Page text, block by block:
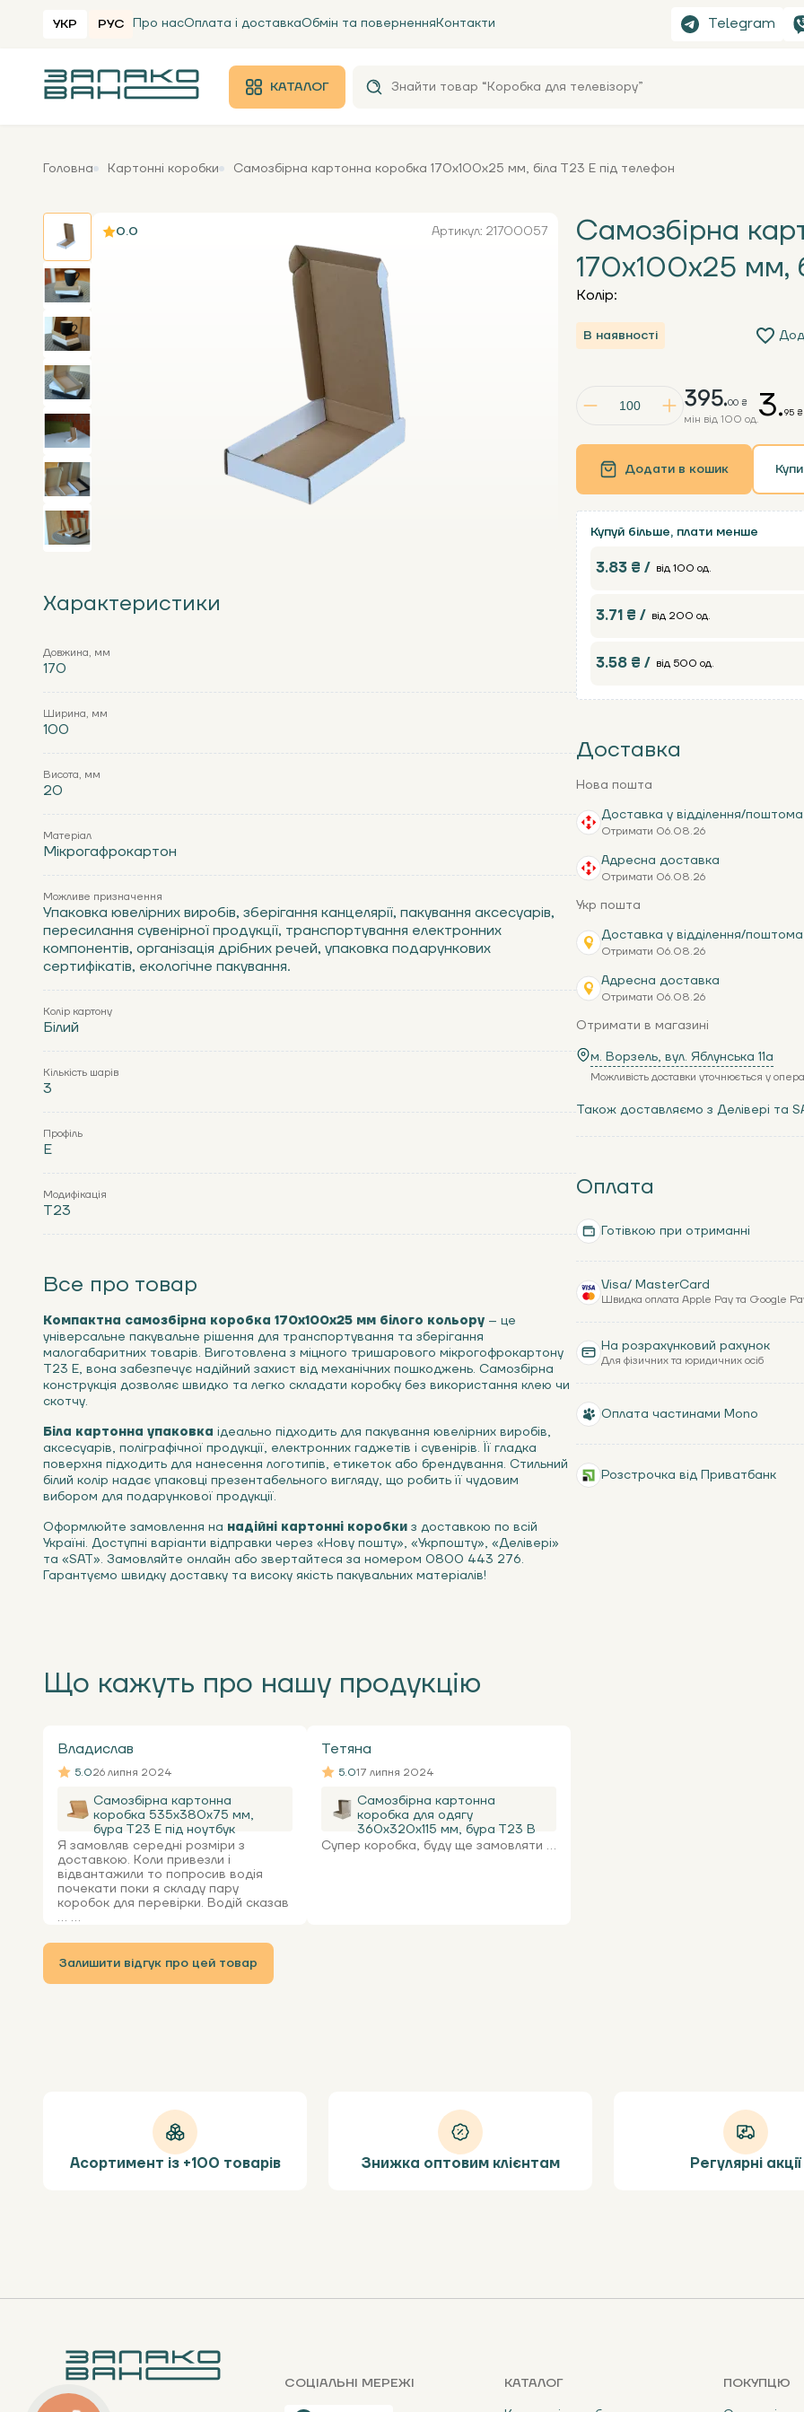
УКР РУС Про насОплата і доставкаОбмін та поверненняКонтакти Telegram
КАТАЛОГ
Головна Картонні коробки Самозбірна картонна коробка 170х100х25 мм, біла Т23 Е під телефон
0.0 Артикул: 21700057
Характеристики
Довжина, мм
170
Ширина, мм
100
Висота, мм
20
Матеріал
Мікрогафрокартон
Можливе призначення
Упаковка ювелірних виробів, зберігання канцелярії, пакування аксесуарів,
пересилання сувенірної продукції, транспортування електронних
компонентів, організація дрібних речей, упаковка подарункових
сертифікатів, екологічне пакування.
Колір картону
Білий
Кількість шарів
3
Профіль
Е
Модифікація
Т23
Все про товар
Компактна самозбірна коробка 170х100х25 мм білого кольору – це
універсальне пакувальне рішення для транспортування та зберігання
малогабаритних товарів. Виготовлена з міцного тришарового мікрогофрокартону
Т23 Е, вона забезпечує надійний захист від механічних пошкоджень. Самозбірна
конструкція дозволяє швидко та легко складати коробку без використання клею чи
скотчу.
Біла картонна упаковка ідеально підходить для пакування ювелірних виробів,
аксесуарів, поліграфічної продукції, електронних гаджетів і сувенірів. Її гладка
поверхня підходить для нанесення логотипів, етикеток або брендування. Стильний
білий колір надає упаковці презентабельного вигляду, що робить її чудовим
вибором для подарункової продукції.
Оформлюйте замовлення на надійні картонні коробки з доставкою по всій
Україні. Доступні варіанти відправки через «Нову пошту», «Укрпошту», «Делівері»
та «SAT». Замовляйте онлайн або звертайтеся за номером 0800 443 276.
Гарантуємо швидку доставку та високу якість пакувальних матеріалів!
Самозбірна
170х100х25 мм,
Колір:
В наявності
395.00 ₴
мін від 100 од.3.95 ₴
Додати в кошик
Купуй більше, плати менше
3.83 ₴ / від 100 од.
3.71 ₴ / від 200 од.
3.58 ₴ / від 500 од.
Доставка
Нова пошта
Доставка у відділення/
Отримати 06.08.26
Адресна доставка
Отримати 06.08.26
Укр пошта
Доставка у відділення/
Отримати 06.08.26
Адресна доставка
Отримати 06.08.26
Отримати в магазині
м. Ворзель, вул. Яблунська 11a
Можливість доставки уточнюється у
Також доставляємо з Делівері та
Оплата
Готівкою при отриманні
Visa/ MasterCard
Швидка оплата Apple Pay та Google
На розрахунковий рахунок
Для фізичних та юридичних осіб
Оплата частинами Mono
Розстрочка від Приватбанк
Що кажуть про нашу продукцію
Владислав
5.026 липня 2024
Самозбірна картонна
коробка 535x380x75 мм,
бура Т23 Е під ноутбук
Я замовляв середні розміри з
доставкою. Коли привезли і
відвантажили то попросив водія
почекати поки я складу пару
коробок для перевірки. Водій сказав
... ...
Тетяна
5.017 липня 2024
Самозбірна картонна
коробка для одягу
360х320х115 мм, бура Т23 В
Супер коробка, буду ще замовляти ...
Залишити відгук про цей товар
Асортимент із +100 товарів Знижка оптовим клієнтам Регулярні акції
СОЦІАЛЬНІ МЕРЕЖІ
КАТАЛОГ
ПОКУПЦЮ